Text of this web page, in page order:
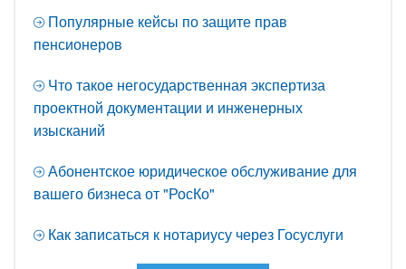
Популярные кейсы по защите прав
пенсионеров
Что такое негосударственная экспертиза
проектной документации и инженерных
изысканий
Абонентское юридическое обслуживание для
вашего бизнеса от "РосКо"
Как записаться к нотариусу через Госуслуги